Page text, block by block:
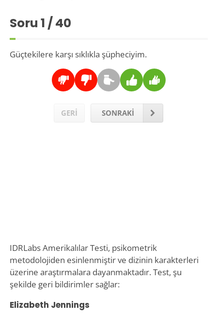
Soru 1 / 40
Güçtekilere karşı sıklıkla şüpheciyim.
GERİ SONRAKİ
IDRLabs Amerikalılar Testi, psikometrik
metodolojiden esinlenmiştir ve dizinin karakterleri
üzerine araştırmalara dayanmaktadır. Test, şu
şekilde geri bildirimler sağlar:
Elizabeth Jennings